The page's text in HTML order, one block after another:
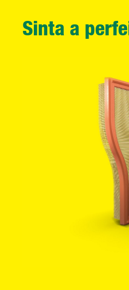
Sinta a